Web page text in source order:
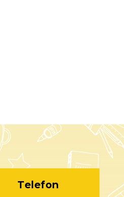
Telefon